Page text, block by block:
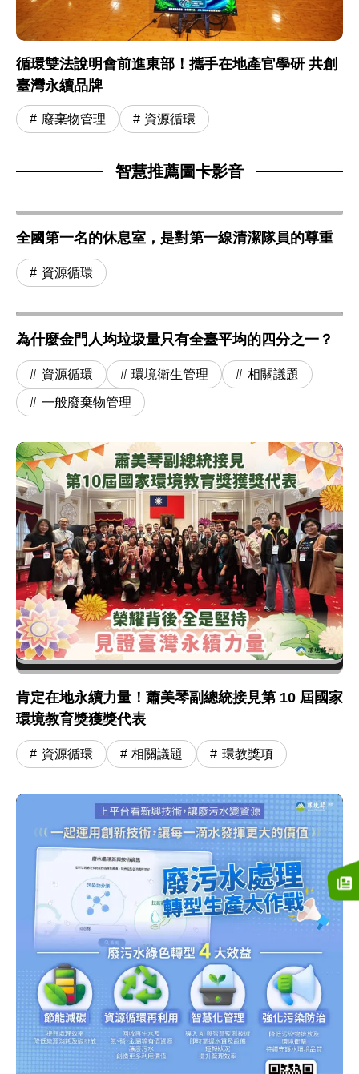
循環雙法說明會前進東部！攜手在地產官學研 共創
臺灣永續品牌
廢棄物管理 資源循環
智慧推薦圖卡影音
全國第一名的休息室，是對第一線清潔隊員的尊重
資源循環
為什麼金門人均垃圾量只有全臺平均的四分之一？
資源循環 環境衛生管理 相關議題
一般廢棄物管理
肯定在地永續力量！蕭美琴副總統接見第 10 屆國家
環境教育獎獲獎代表
資源循環 相關議題 環教獎項